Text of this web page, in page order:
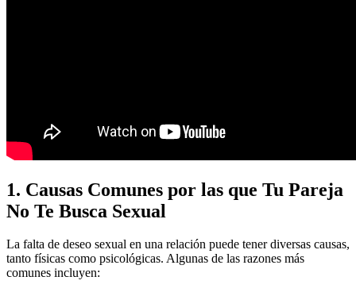
1. Causas Comunes por las que Tu Pareja
No Te Busca Sexual
La falta de deseo sexual en una relación puede tener diversas causas,
tanto físicas como psicológicas. Algunas de las razones más
comunes incluyen: